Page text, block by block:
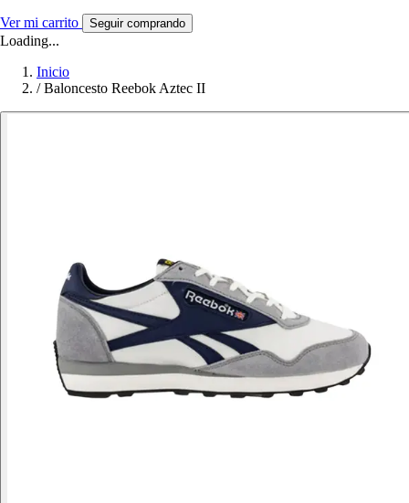
Ver mi carrito Seguir comprando
Loading...
Inicio
/ Baloncesto Reebok Aztec II